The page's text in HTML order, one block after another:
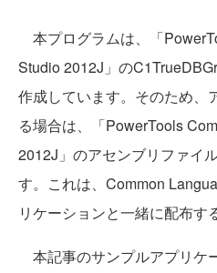
本プログラムは、「
Studio 2012J」の
作成しています。そのため、
る場合は、「PowerTools
2012J」のアセンブリファイ
す。これは、Common
リケーションと一緒に配布す
本記事のサンプルアプリケ